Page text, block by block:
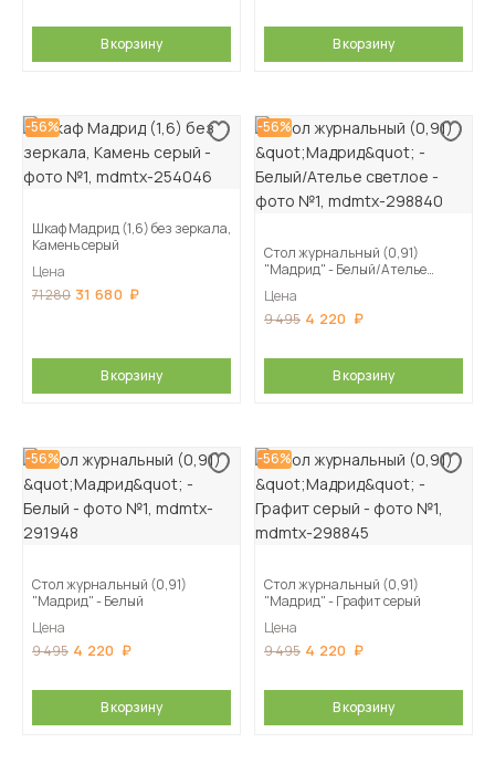
В корзину В корзину
-56%
Шкаф Мадрид (1,6) без зеркала,
Камень серый
Цена
71 280 31 680
В корзину
-56%
Стол журнальный (0,91)
"Мадрид" - Белый/Ателье
Цена
9 495 4 220
В корзину
-56%
Стол журнальный (0,91)
"Мадрид" - Белый
Цена
9 495 4 220
В корзину
-56%
Стол журнальный (0,91)
"Мадрид" - Графит серый
Цена
9 495 4 220
В корзину